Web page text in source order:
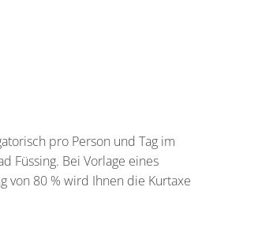
pro Person und Tag im
Füssing. Bei Vorlage eines
von 80 % wird Ihnen die Kurtaxe